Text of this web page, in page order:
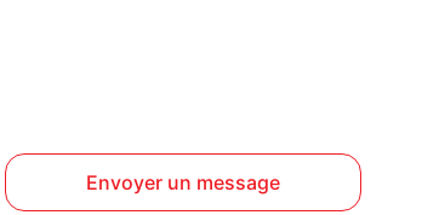
Envoyer un message